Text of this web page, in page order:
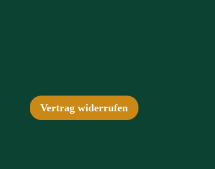
Vertrag widerrufen